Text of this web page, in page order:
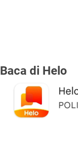
Baca di Helo